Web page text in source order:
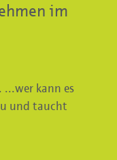
im
kann es
und taucht